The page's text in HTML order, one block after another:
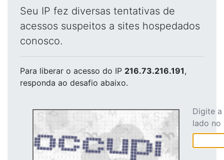
Seu IP fez diversas tentativas de
acessos suspeitos a sites hospedados
conosco.
Para liberar o acesso do IP 216.73.216.191,
responda ao desafio abaixo.
Digite
lado no